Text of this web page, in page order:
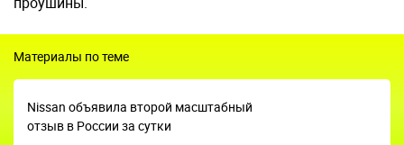
Материалы по теме
Nissan объявила второй масштабный
отзыв в России за сутки